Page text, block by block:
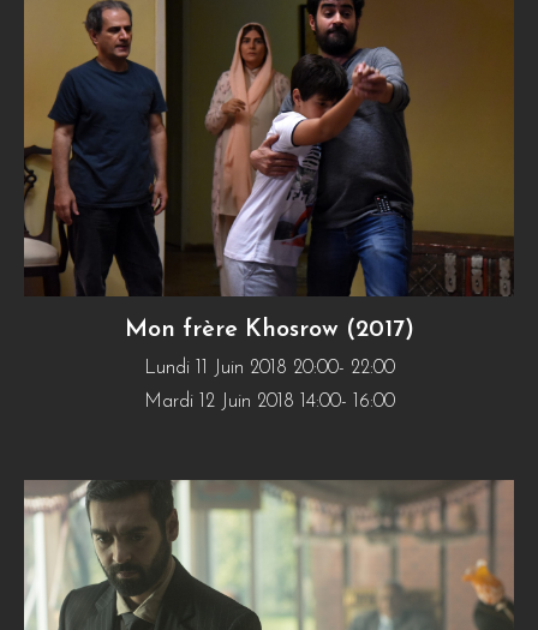
Mon frère Khosrow (2017)
Lundi 11 Juin 2018 20:00- 22:00
Mardi 12 Juin 2018 14:00- 16:00